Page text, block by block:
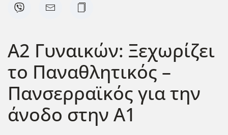
Α2 Γυναικών: Ξεχωρίζει
το Παναθλητικός –
Πανσερραϊκός για την
άνοδο στην Α1